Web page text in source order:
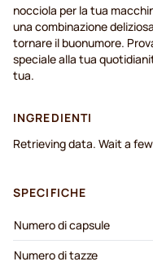
nocciola per la tua
una combinazione
tornare il buonumore.
speciale alla tua
tua.
INGREDIENTI
Retrieving data. Wait a
SPECIFICHE
Numero di capsule
Numero di tazze